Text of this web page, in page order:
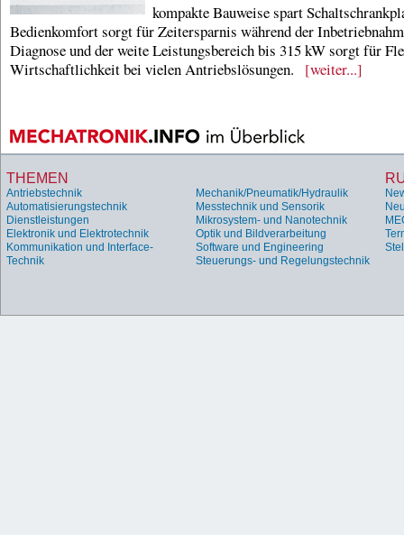
kompakte Bauweise spart
Bedienkomfort sorgt für Zeitersparnis während der
Diagnose und der weite Leistungsbereich bis 315 kW sorgt für
Wirtschaftlichkeit bei vielen Antriebslösungen. [weiter...]
THEMEN
Antriebstechnik
Automatisierungstechnik
Dienstleistungen
Elektronik und Elektrotechnik
Kommunikation und Interface-
Technik
Mechanik/Pneumatik/Hydraulik
Messtechnik und Sensorik
Mikrosystem- und Nanotechnik
Optik und Bildverarbeitung
Software und Engineering
Steuerungs- und Regelungstechnik